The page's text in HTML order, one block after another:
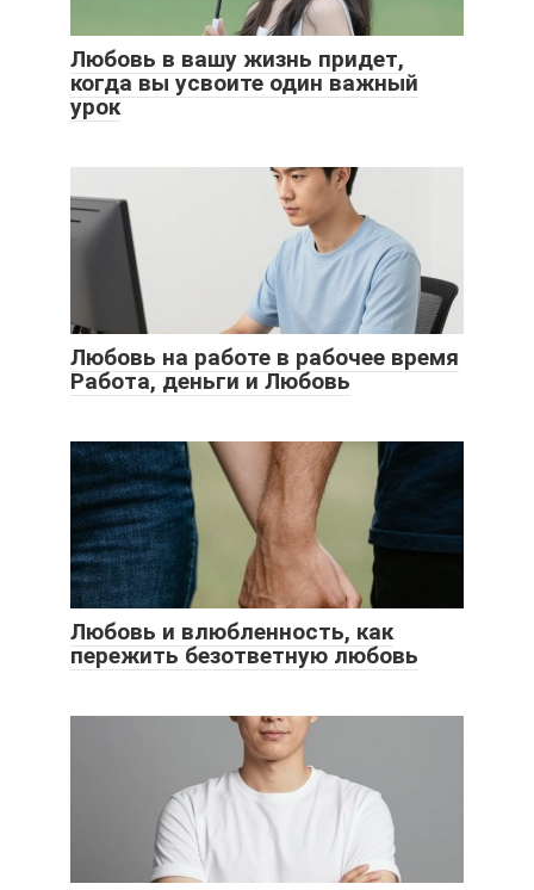
Любовь в вашу жизнь придет,
когда вы усвоите один важный
урок
Любовь на работе в рабочее время
Работа, деньги и Любовь
Любовь и влюбленность, как
пережить безответную любовь